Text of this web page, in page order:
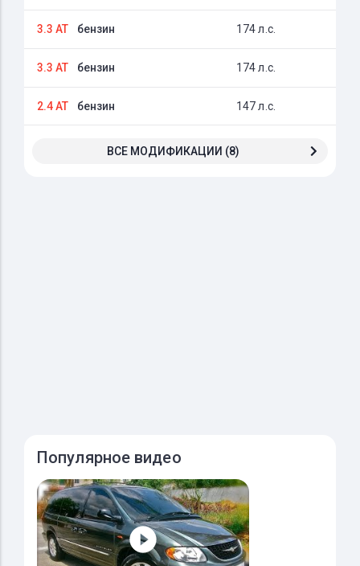
3.3 AT бензин 174 л.с.
3.3 AT бензин 174 л.с.
2.4 AT бензин 147 л.с.
ВСЕ МОДИФИКАЦИИ (8)
Популярное видео